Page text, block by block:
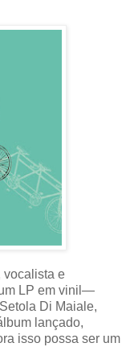
vocalista e
LP em vinil—
Di Maiale,
lançado,
isso possa ser um